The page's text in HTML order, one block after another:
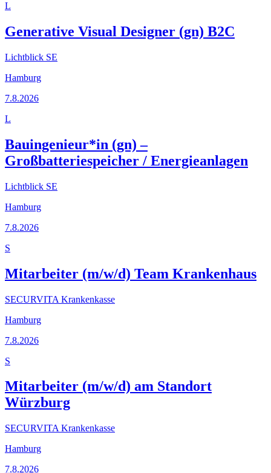
L
Generative Visual Designer (gn) B2C
Lichtblick SE
Hamburg
7.8.2026
L
Bauingenieur*in (gn) –
Großbatteriespeicher / Energieanlagen
Lichtblick SE
Hamburg
7.8.2026
S
Mitarbeiter (m/w/d) Team Krankenhaus
SECURVITA Krankenkasse
Hamburg
7.8.2026
S
Mitarbeiter (m/w/d) am Standort
Würzburg
SECURVITA Krankenkasse
Hamburg
7.8.2026